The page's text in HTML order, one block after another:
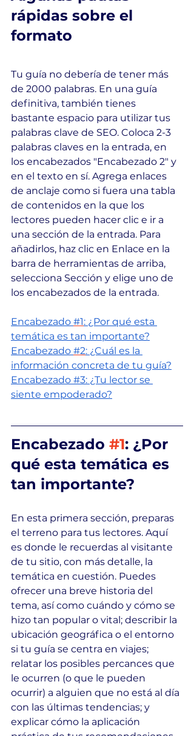
rápidas sobre el
formato
Tu guía no debería de tener más
de 2000 palabras. En una guía
definitiva, también tienes
bastante espacio para utilizar tus
palabras clave de SEO. Coloca 2-3
palabras claves en la entrada, en
los encabezados "Encabezado 2" y
en el texto en sí. Agrega enlaces
de anclaje como si fuera una tabla
de contenidos en la que los
lectores pueden hacer clic e ir a
una sección de la entrada. Para
añadirlos, haz clic en Enlace en la
barra de herramientas de arriba,
selecciona Sección y elige uno de
los encabezados de la entrada.
Encabezado #1: ¿Por qué esta
temática es tan importante?
Encabezado #2: ¿Cuál es la
información concreta de tu guía?
Encabezado #3: ¿Tu lector se
siente empoderado?
Encabezado #1: ¿Por
qué esta temática es
tan importante?
En esta primera sección, preparas
el terreno para tus lectores. Aquí
es donde le recuerdas al visitante
de tu sitio, con más detalle, la
temática en cuestión. Puedes
ofrecer una breve historia del
tema, así como cuándo y cómo se
hizo tan popular o vital; describir la
ubicación geográfica o el entorno
si tu guía se centra en viajes;
relatar los posibles percances que
le ocurren (o que le pueden
ocurrir) a alguien que no está al día
con las últimas tendencias; y
explicar cómo la aplicación